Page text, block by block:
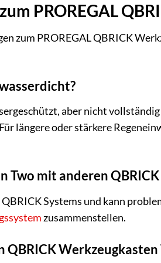
PROREGAL
zum PROREGAL QBRICK
aber nicht
längere oder stärkere
Two mit anderen
Systems und kann
zusammenstellen.
Werkzeugkasten